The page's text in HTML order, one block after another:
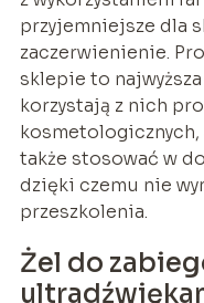
przyjemniejsze dla
zaczerwienienie.
sklepie to
korzystają z nich
kosmetologicznych,
także stosować w
dzięki czemu nie
przeszkolenia.
Żel do